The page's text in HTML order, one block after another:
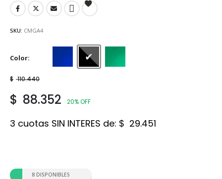
SKU: CMGA4
Color Azul OscuroGris Acero
$ 110.440
$ 88.352 20% OFF
3 cuotas SIN INTERES de: $ 29.451
8 DISPONIBLES